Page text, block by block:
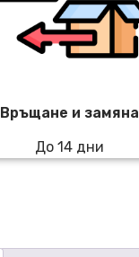
Връщане и замяна
До 14 дни